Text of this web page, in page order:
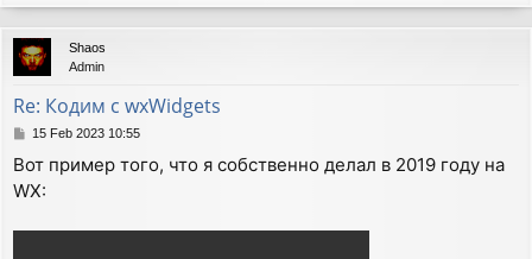
o
p
Shaos
Admin
Re: Кодим с wxWidgets
P
s
t
15 Feb 2023 10:55
Вот пример того, что я собственно делал в 2019 году на
WX: